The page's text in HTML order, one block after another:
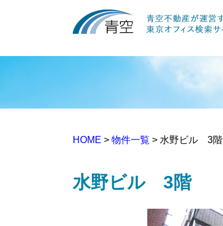
HOME > 物件一覧 > 水野ビル 3階
水野ビル 3階